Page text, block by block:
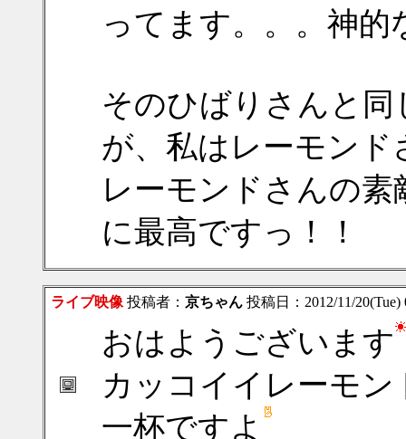
ってます。。。神
そのひばりさんと
が、私はレーモン
レーモンドさんの
に最高ですっ！！
ライブ映像 投稿者： 京ちゃん 投稿日：2012/11/
おはようございます
カッコイイレーモ
一杯ですよ